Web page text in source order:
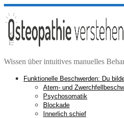
Zum
Inhalt
springen
Wissen über intuitives manuelles
Funktionelle Beschwerden: Du
Atem- und
Psychosomatik
Blockade
Innerlich schief